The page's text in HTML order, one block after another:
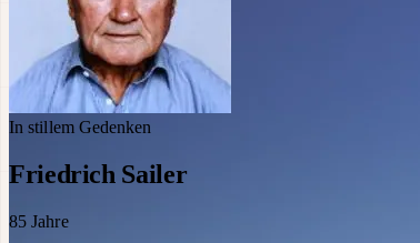
In stillem Gedenken
Friedrich Sailer
85 Jahre